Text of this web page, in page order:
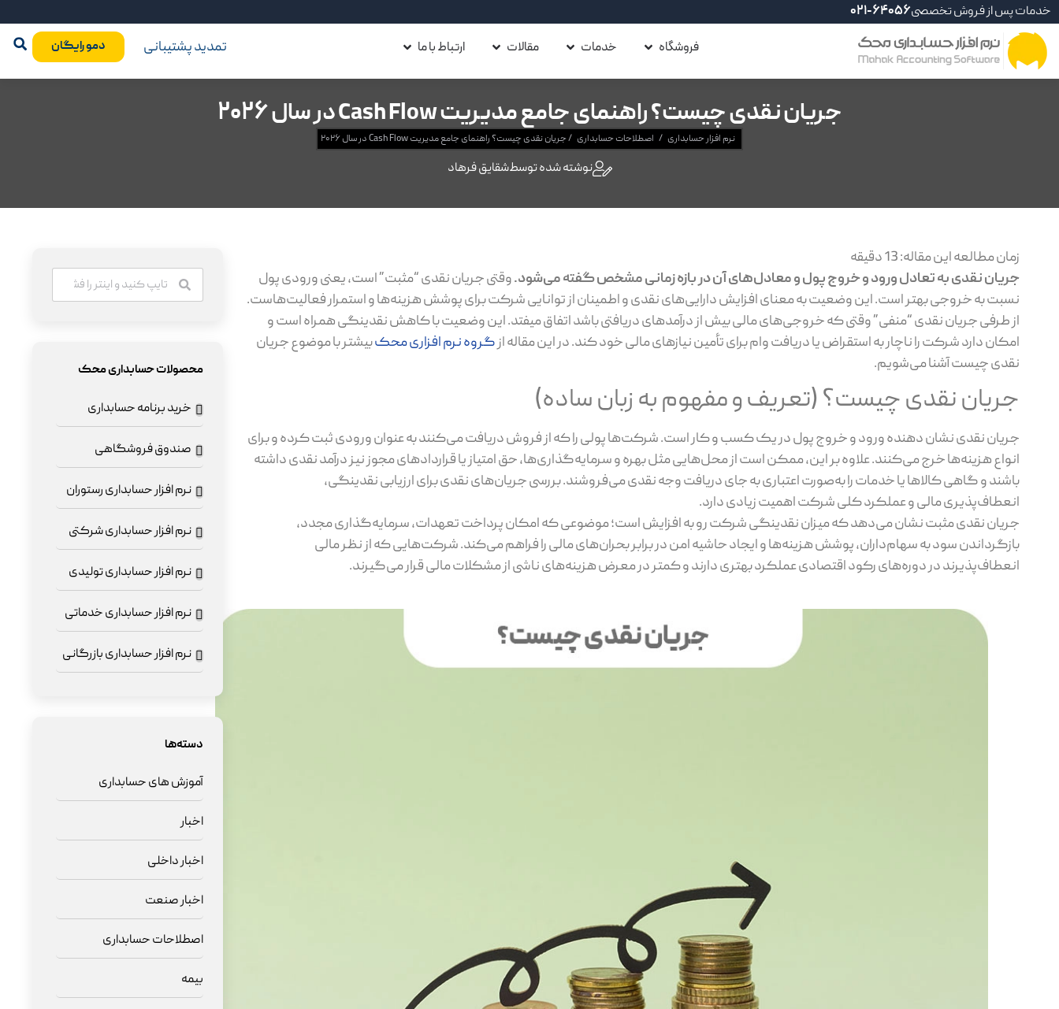
خدمات پس از فروش تخصصی021-64056
فروشگاه خدمات مقالات ارتباط با ما تمدید پشتیبانی دمو رایگان
جریان نقدی چیست؟ راهنمای جامع مدیریت Cash Flow در سال ۲۰۲۶
نرم افزار حسابداری / اصطلاحات حسابداری /جریان نقدی چیست؟ راهنمای جامع مدیریت Cash Flow در سال ۲۰۲۶
نوشته شده توسطشقایق فرهاد
زمان مطالعه این مقاله:13دقیقه
جریان نقدی به تعادل ورود و خروج پول و معادل‌های آن در بازه‌ زمانی مشخص گفته می‌شود.وقتی جریان نقدی “مثبت” است، یعنی ورودی پول
نسبت به خروجی بهتر است. این وضعیت به معنای افزایش دارایی‌های نقدی و اطمینان از توانایی شرکت برای پوشش هزینه‌ها و استمرار فعالیت‌هاست.
از طرفی جریان نقدی “منفی” وقتی که خروجی‌های مالی بیش از درآمدهای دریافتی باشد اتفاق میفتد. این وضعیت با کاهش نقدینگی همراه است و
امکان دارد شرکت را ناچار به استقراض یا دریافت وام برای تأمین نیازهای مالی خود کند. در این مقاله ازگروه نرم افزاری محکبیشتر با موضوع جریان
نقدی چیست آشنا می‌شویم.
جریان نقدی چیست؟ (تعریف و مفهوم به زبان ساده)
جریان نقدی نشان‌ دهنده ورود و خروج پول در یک کسب‌ و کار است. شرکت‌ها پولی را که از فروش دریافت می‌کنند به‌ عنوان ورودی ثبت کرده و برای
انواع هزینه‌ها خرج می‌کنند. علاوه بر این، ممکن است از محل‌هایی مثل بهره و سرمایه‌گذاری‌ها، حق امتیاز یا قراردادهای مجوز نیز درآمد نقدی داشته
باشند و گاهی کالاها یا خدمات را به‌صورت اعتباری به جای دریافت وجه نقدی می‌فروشند. بررسی جریان‌های نقدی برای ارزیابی نقدینگی،
انعطاف‌پذیری مالی و عملکرد کلی شرکت اهمیت زیادی دارد.
جریان نقدی مثبت نشان می‌دهد که میزان نقدینگی شرکت رو‌ به ‌افزایش است؛ موضوعی که امکان پرداخت تعهدات، سرمایه‌گذاری مجدد،
بازگرداندن سود به سهام‌داران، پوشش هزینه‌ها و ایجاد حاشیه امن در برابر بحران‌های مالی را فراهم می‌کند. شرکت‌هایی که از نظر مالی
انعطاف‌پذیرند در دوره‌های رکود اقتصادی عملکرد بهتری دارند و کمتر در معرض هزینه‌های ناشی از مشکلات مالی قرار می‌گیرند.
محصولات حسابداری محک
خرید برنامه حسابداری
صندوق فروشگاهی
نرم افزار حسابداری رستوران
نرم افزار حسابداری شرکتی
نرم افزار حسابداری تولیدی
نرم افزار حسابداری خدماتی
نرم افزار حسابداری بازرگانی
دسته‌ها
آموزش های حسابداری
اخبار
اخبار داخلی
اخبار صنعت
اصطلاحات حسابداری
بیمه